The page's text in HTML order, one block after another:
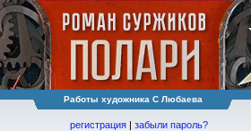
Работы художника С Любаева
регистрация | забыли пароль?